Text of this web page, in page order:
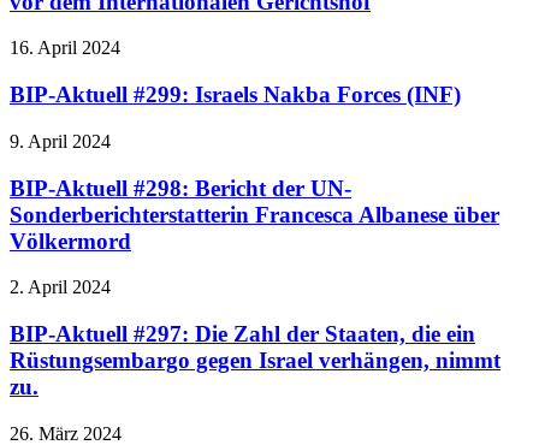
16. April 2024
BIP-Aktuell #299: Israels Nakba Forces (INF)
9. April 2024
BIP-Aktuell #298: Bericht der UN-
Sonderberichterstatterin Francesca Albanese über
Völkermord
2. April 2024
BIP-Aktuell #297: Die Zahl der Staaten, die ein
Rüstungsembargo gegen Israel verhängen, nimmt
zu.
26. März 2024